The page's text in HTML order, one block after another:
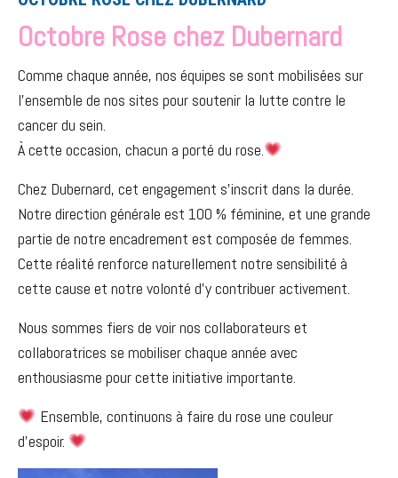
Octobre Rose chez Dubernard
Comme chaque année, nos équipes se sont mobilisées sur
l’ensemble de nos sites pour soutenir la lutte contre le
cancer du sein.
À cette occasion, chacun a porté du rose.
Chez Dubernard, cet engagement s’inscrit dans la durée.
Notre direction générale est 100 % féminine, et une grande
partie de notre encadrement est composée de femmes.
Cette réalité renforce naturellement notre sensibilité à
cette cause et notre volonté d’y contribuer activement.
Nous sommes fiers de voir nos collaborateurs et
collaboratrices se mobiliser chaque année avec
enthousiasme pour cette initiative importante.
Ensemble, continuons à faire du rose une couleur
d’espoir.